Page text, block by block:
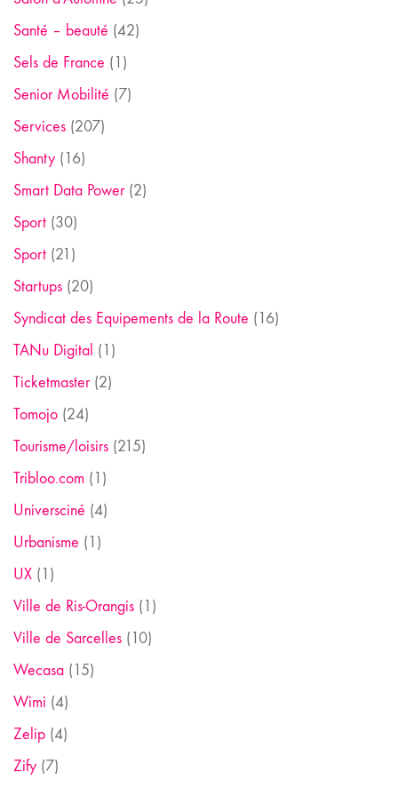
Santé – beauté (42)
Sels de France (1)
Senior Mobilité (7)
Services (207)
Shanty (16)
Smart Data Power(2)
Sport (30)
Sport (21)
Startups (20)
Syndicat des Equipements de la Route (16)
TANu Digital (1)
Ticketmaster(2)
Tomojo (24)
Tourisme/loisirs (215)
Tribloo.com (1)
Universciné (4)
Urbanisme (1)
UX (1)
Ville de Ris-Orangis (1)
Ville de Sarcelles (10)
Wecasa (15)
Wimi (4)
Zelip (4)
Zify (7)